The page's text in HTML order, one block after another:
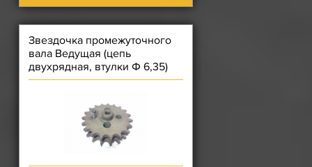
Звездочка промежуточного
вала Ведущая (цепь
двухрядная, втулки Ф 6,35)
ЗМЗ-406, 514